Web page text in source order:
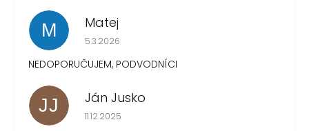
M Matej
Hodnotenie obchodu je 1 z 5 hviezdičiek.
5.3.2026
NEDOPORUČUJEM, PODVODNÍCI
JJ Ján Jusko
Hodnotenie obchodu je 1 z 5 hviezdičiek.
11.12.2025